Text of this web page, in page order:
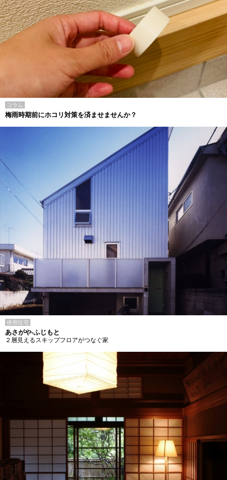
コラム
梅雨時期前にホコリ対策を済ませませんか？
併用住宅
あさがや-ふじもと
２層見えるスキップフロアがつなぐ家